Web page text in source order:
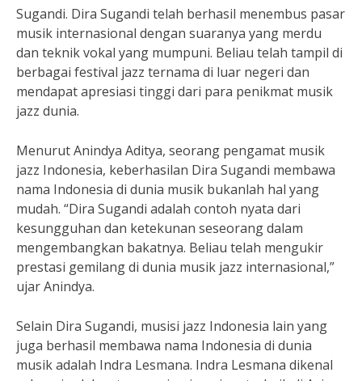
Sugandi. Dira Sugandi telah berhasil menembus pasar
musik internasional dengan suaranya yang merdu
dan teknik vokal yang mumpuni. Beliau telah tampil di
berbagai festival jazz ternama di luar negeri dan
mendapat apresiasi tinggi dari para penikmat musik
jazz dunia.
Menurut Anindya Aditya, seorang pengamat musik
jazz Indonesia, keberhasilan Dira Sugandi membawa
nama Indonesia di dunia musik bukanlah hal yang
mudah. “Dira Sugandi adalah contoh nyata dari
kesungguhan dan ketekunan seseorang dalam
mengembangkan bakatnya. Beliau telah mengukir
prestasi gemilang di dunia musik jazz internasional,”
ujar Anindya.
Selain Dira Sugandi, musisi jazz Indonesia lain yang
juga berhasil membawa nama Indonesia di dunia
musik adalah Indra Lesmana. Indra Lesmana dikenal